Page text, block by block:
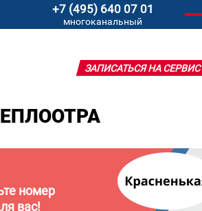
+7 (495) 640 07 01
многоканальный
ЗАПИСАТЬСЯ НА СЕРВИС
номер
вас!